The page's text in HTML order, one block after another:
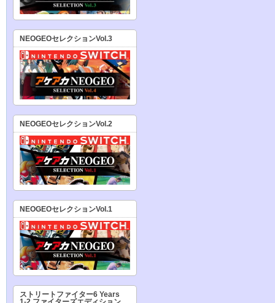
NEOGEOセレクションVol.3
NEOGEOセレクションVol.2
NEOGEOセレクションVol.1
ストリートファイター6 Years